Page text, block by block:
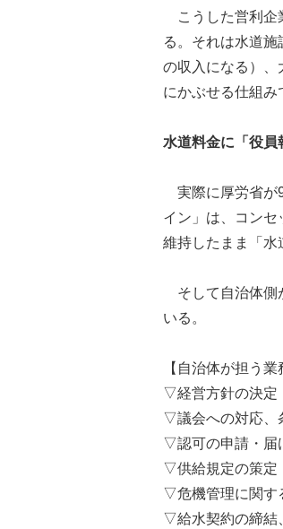
こうした営利企
る。それは水道
の収入になる）、
にかぶせる仕組み
水道料金に「役員
実際に厚労省が
イン」は、コン
維持したまま「水
そして自治体側
いる。
【自治体が担う
▽経営方針の決定
▽議会への対応、
▽認可の申請・届
▽供給規定の策定
▽危機管理に関す
▽給水契約の締結